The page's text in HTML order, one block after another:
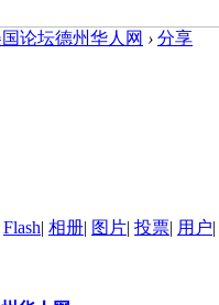
论坛德州华人网 › 分享
Flash| 相册| 图片| 投票| 用户|